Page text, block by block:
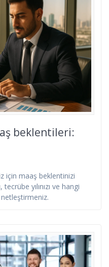
beklentileri:
için maaş beklentinizi
yılınızı ve hangi